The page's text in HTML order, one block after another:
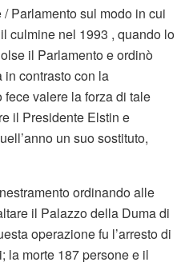
Parlamento sul modo in cui
culmine nel 1993 , quando lo
il Parlamento e ordinò
contrasto con la
valere la forza di tale
il Presidente Elstin e
un suo sostituto,
ordinando alle
il Palazzo della Duma di
operazione fu l’arresto di
la morte 187 persone e il